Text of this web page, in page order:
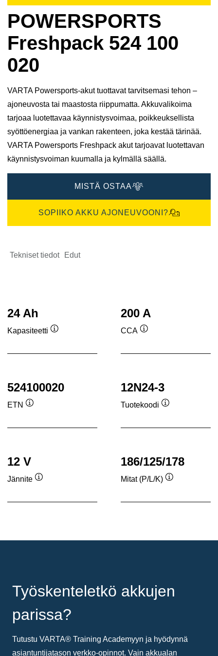
POWERSPORTS
Freshpack 524 100
020
VARTA Powersports-akut tuottavat tarvitsemasi tehon –
ajoneuvosta tai maastosta riippumatta. Akkuvalikoima
tarjoaa luotettavaa käynnistysvoimaa, poikkeuksellista
syöttöenergiaa ja vankan rakenteen, joka kestää tärinää.
VARTA Powersports Freshpack akut tarjoavat luotettavan
käynnistysvoiman kuumalla ja kylmällä säällä.
MISTÄ OSTAA
SOPIIKO AKKU AJONEUVOONI?
Tekniset tiedot Edut
24 Ah
Kapasiteetti
200 A
CCA
524100020
ETN
12N24-3
Tuotekoodi
12 V
Jännite
186/125/178
Mitat (P/L/K)
Työskenteletkö akkujen
parissa?
Tutustu VARTA® Training Academyyn ja hyödynnä
asiantuntijatason verkko-opinnot. Vain akkualan